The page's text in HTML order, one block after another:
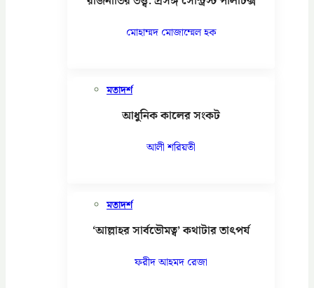
মোহাম্মদ মোজাম্মেল হক
মতাদর্শ
আধুনিক কালের সংকট
আলী শরিয়তী
মতাদর্শ
‘আল্লাহর সার্বভৌমত্ব’ কথাটার তাৎপর্য
ফরীদ আহমদ রেজা